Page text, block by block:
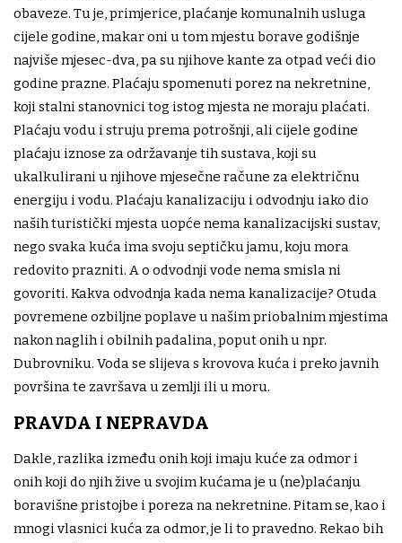
obaveze. Tu je, primjerice, plaćanje komunalnih usluga
cijele godine, makar oni u tom mjestu borave godišnje
najviše mjesec-dva, pa su njihove kante za otpad veći dio
godine prazne. Plaćaju spomenuti porez na nekretnine,
koji stalni stanovnici tog istog mjesta ne moraju plaćati.
Plaćaju vodu i struju prema potrošnji, ali cijele godine
plaćaju iznose za održavanje tih sustava, koji su
ukalkulirani u njihove mjesečne račune za električnu
energiju i vodu. Plaćaju kanalizaciju i odvodnju iako dio
naših turistički mjesta uopće nema kanalizacijski sustav,
nego svaka kuća ima svoju septičku jamu, koju mora
redovito prazniti. A o odvodnji vode nema smisla ni
govoriti. Kakva odvodnja kada nema kanalizacije? Otuda
povremene ozbiljne poplave u našim priobalnim mjestima
nakon naglih i obilnih padalina, poput onih u npr.
Dubrovniku. Voda se slijeva s krovova kuća i preko javnih
površina te završava u zemlji ili u moru.
PRAVDA I NEPRAVDA
Dakle, razlika između onih koji imaju kuće za odmor i
onih koji do njih žive u svojim kućama je u (ne)plaćanju
boravišne pristojbe i poreza na nekretnine. Pitam se, kao i
mnogi vlasnici kuća za odmor, je li to pravedno. Rekao bih